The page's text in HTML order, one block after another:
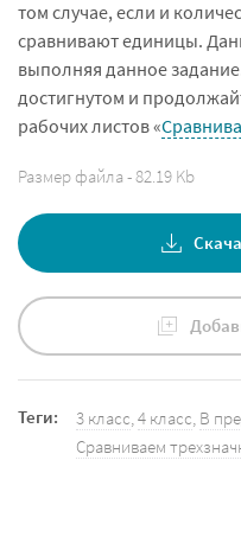
том случае, если и
сравнивают единицы.
выполняя данное
достигнутом и
рабочих листов «
Размер файла - 82.19 Kb
Теги: 3 класс 4 класс В
Сравниваем